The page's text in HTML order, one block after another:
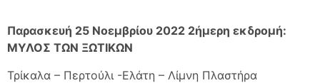
Παρασκευή 25 Νοεμβρίου 2022 2ήμερη εκδρομή:
ΜΥΛΟΣ ΤΩΝ ΞΩΤΙΚΩΝ
Τρίκαλα – Περτούλι -Ελάτη – Λίμνη Πλαστήρα